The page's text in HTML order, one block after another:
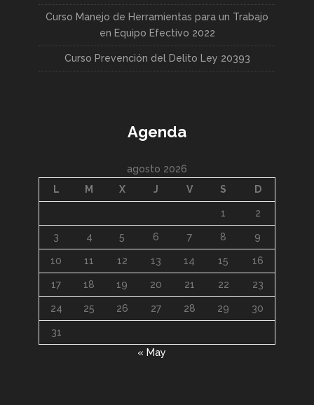
Curso Manejo de Herramientas para un Trabajo
en Equipo Efectivo 2022
Curso Prevención del Delito Ley 20393
Agenda
agosto 2026
L
M X J V S D
1 2
3 4 5 6 7 8 9
10 11 12 13 14 15 16
17 18 19 20 21 22 23
24 25 26 27 28 29 30
31
« May